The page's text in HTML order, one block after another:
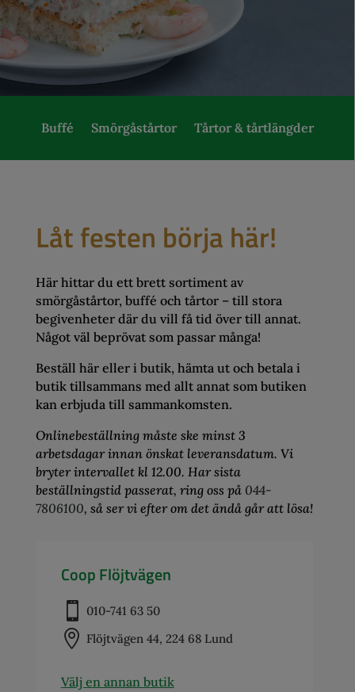
Buffé Smörgåstårtor Tårtor & tårtlängder
Låt festen börja här!
Här hittar du ett brett sortiment av
smörgåstårtor, buffé och tårtor – till stora
begivenheter där du vill få tid över till annat.
Något väl beprövat som passar många!
Beställ här eller i butik, hämta ut och betala i
butik tillsammans med allt annat som butiken
kan erbjuda till sammankomsten.
Onlinebeställning måste ske minst 3
arbetsdagar innan önskat leveransdatum. Vi
bryter intervallet kl 12.00. Har sista
beställningstid passerat, ring oss på 044-
7806100, så ser vi efter om det ändå går att lösa!
Coop Flöjtvägen
 010-741 63 50
 Flöjtvägen 44, 224 68 Lund
Välj en annan butik